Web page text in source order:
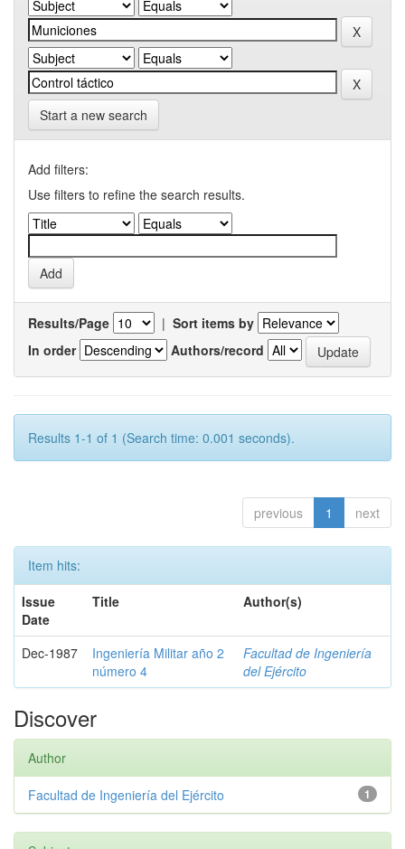
Start a new search
Add filters:
Use filters to refine the search results.
Results/Page | Sort items by
In order
Authors/record
Results 1-1 of 1 (Search time: 0.001 seconds).
previous 1 next
Item hits:
Issue
Date
Title Author(s)
Dec-1987
Ingeniería Militar año 2
número 4
Facultad de Ingeniería
del Ejército
Discover
Author
1
Facultad de Ingeniería del Ejército